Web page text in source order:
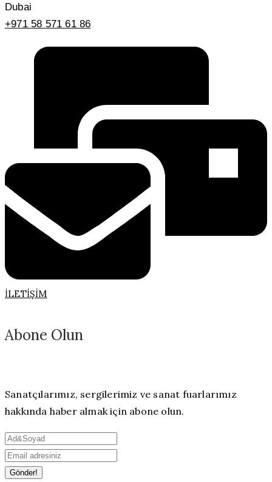
Dubai
+971 58 571 61 86
İLETIŞIM
Abone Olun
Sanatçılarımız, sergilerimiz ve sanat fuarlarımız
hakkında haber almak için abone olun.